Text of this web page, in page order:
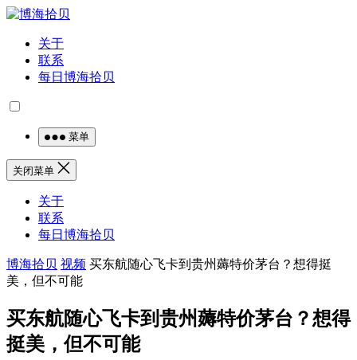
关于
联系
每日博海拾贝
菜单
关闭菜单
关于
联系
每日博海拾贝
博海拾贝 视频 买东航随心飞卡到贵州薅特价茅台？想得挺
美，但不可能
买东航随心飞卡到贵州薅特价茅台？想得
挺美，但不可能